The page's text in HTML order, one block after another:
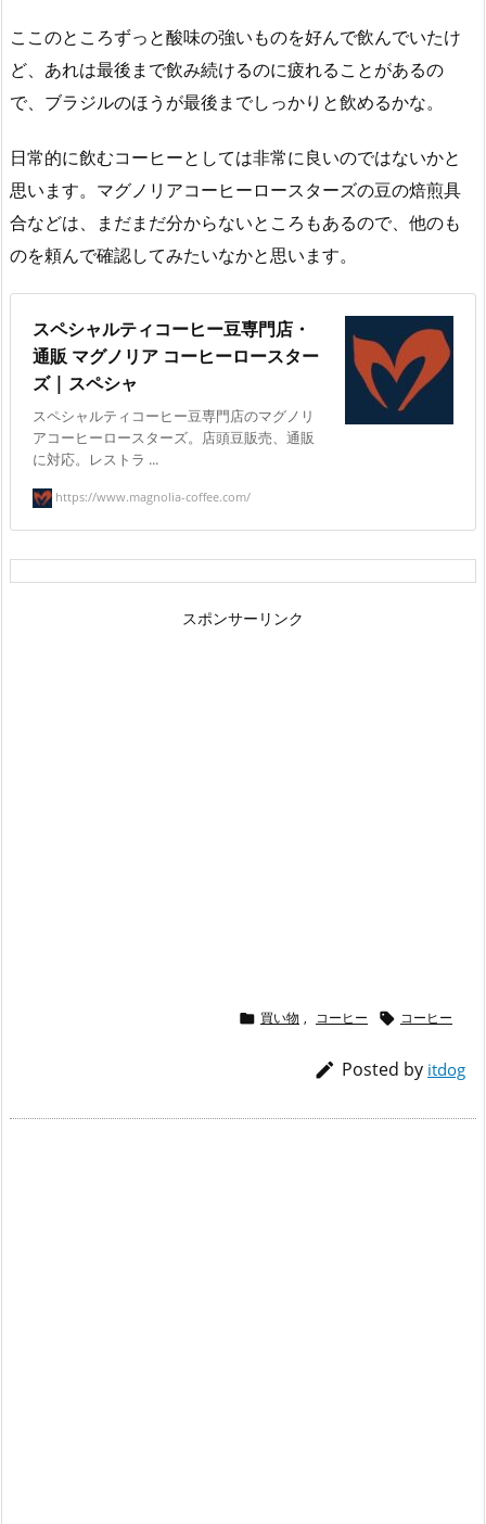
ここのところずっと酸味の強いものを好んで飲んでいたけ
ど、あれは最後まで飲み続けるのに疲れることがあるの
で、ブラジルのほうが最後までしっかりと飲めるかな。
日常的に飲むコーヒーとしては非常に良いのではないかと
思います。マグノリアコーヒーロースターズの豆の焙煎具
合などは、まだまだ分からないところもあるので、他のも
のを頼んで確認してみたいなかと思います。
スペシャルティコーヒー豆専門店・
通販 マグノリア コーヒーロースター
ズ | スペシャ
スペシャルティコーヒー豆専門店のマグノリ
アコーヒーロースターズ。店頭豆販売、通販
に対応。レストラ ...
https://www.magnolia-coffee.com/
スポンサーリンク
 買い物 , コーヒー  コーヒー
 Posted by itdog